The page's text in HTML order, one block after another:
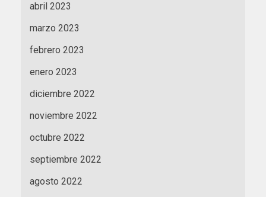
abril 2023
marzo 2023
febrero 2023
enero 2023
diciembre 2022
noviembre 2022
octubre 2022
septiembre 2022
agosto 2022